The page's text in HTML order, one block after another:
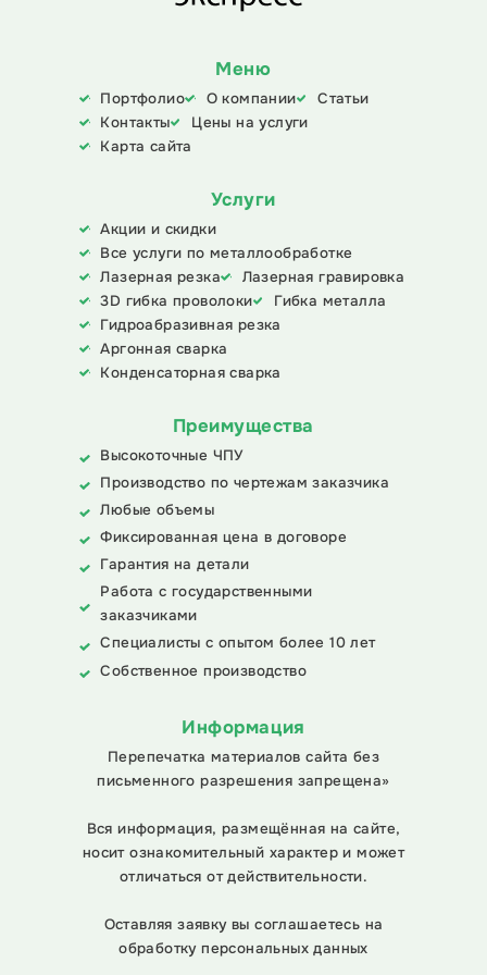
Меню
Портфолио О компании
Статьи
Контакты
Цены на услуги
Карта сайта
Услуги
Акции и скидки
Все услуги по металлообработке
Лазерная резка
Лазерная гравировка
3D гибка проволоки
Гибка металла
Гидроабразивная резка
Аргонная сварка
Конденсаторная сварка
Преимущества
Высокоточные ЧПУ
Производство по чертежам заказчика
Любые объемы
Фиксированная цена в договоре
Гарантия на детали
Работа с государственными
заказчиками
Специалисты с опытом более 10 лет
Собственное производство
Информация
Перепечатка материалов сайта без
письменного разрешения запрещена»
Вся информация, размещённая на сайте,
носит ознакомительный характер и может
отличаться от действительности.
Оставляя заявку вы соглашаетесь на
обработку персональных данных